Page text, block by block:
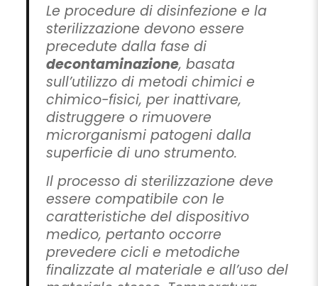
Le procedure di disinfezione e la
sterilizzazione devono essere
precedute dalla fase di
decontaminazione, basata
sull’utilizzo di metodi chimici e
chimico-fisici, per inattivare,
distruggere o rimuovere
microrganismi patogeni dalla
superficie di uno strumento.
Il processo di sterilizzazione deve
essere compatibile con le
caratteristiche del dispositivo
medico, pertanto occorre
prevedere cicli e metodiche
finalizzate al materiale e all’uso del